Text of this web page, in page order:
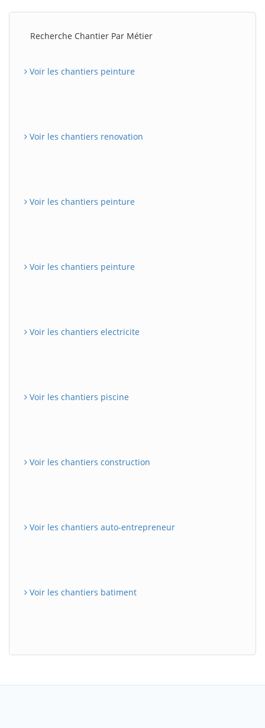
Recherche Chantier Par Métier
Voir les chantiers peinture
Voir les chantiers renovation
Voir les chantiers peinture
Voir les chantiers peinture
Voir les chantiers electricite
Voir les chantiers piscine
Voir les chantiers construction
Voir les chantiers auto-entrepreneur
Voir les chantiers batiment